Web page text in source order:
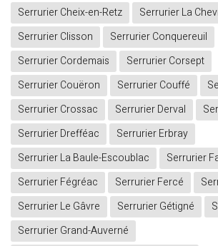
Serrurier Cheix-en-Retz
Serrurier La
Serrurier Clisson
Serrurier Conquereuil
Serrurier Cordemais
Serrurier Corsept
Serrurier Couëron
Serrurier Couffé
Serrurier Crossac
Serrurier Derval
Serrurier Drefféac
Serrurier Erbray
Serrurier La Baule-Escoublac
Serrurier
Serrurier Fégréac
Serrurier Fercé
Serrurier Le Gâvre
Serrurier Gétigné
Serrurier Grand-Auverné